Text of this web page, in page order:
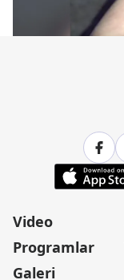
Video
Programlar
Galeri